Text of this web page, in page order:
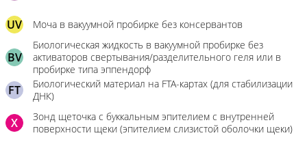
UV Моча в вакуумной пробирке без консервантов
BV
Биологическая жидкость в вакуумной пробирке без
активаторов свертывания/разделительного геля или в
пробирке типа эппендорф
FT
Биологический материал на FTA-картах (для стабилизации
ДНК)
X
Зонд щеточка с буккальным эпителием с внутренней
поверхности щеки (эпителием слизистой оболочки щеки)